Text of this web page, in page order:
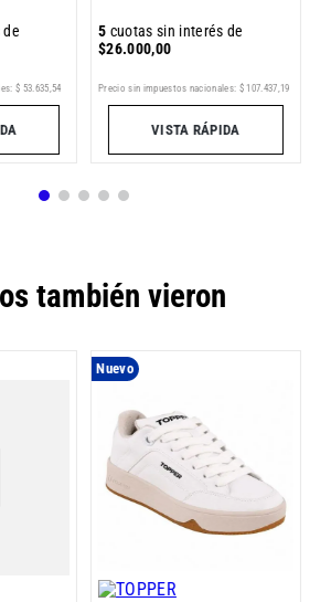
$ 53 635 54
5 cuotas sin interés de
$26.000,00
Precio sin impuestos nacionales: $ 107 437 19
VISTA RÁPIDA
también vieron
Nuevo